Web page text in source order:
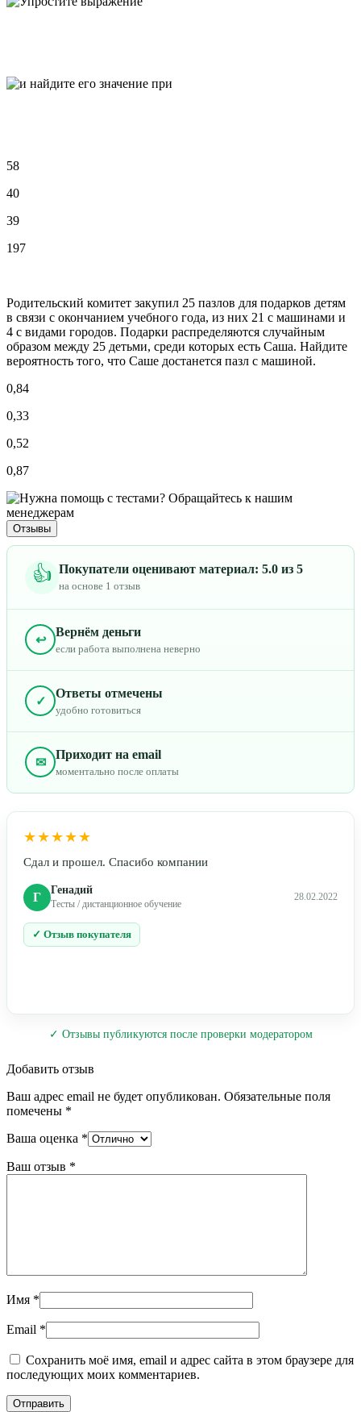
58
40
39
197
Родительский комитет закупил 25 пазлов для подарков детям
в связи с окончанием учебного года, из них 21 с машинами и
4 с видами городов. Подарки распределяются случайным
образом между 25 детьми, среди которых есть Саша. Найдите
вероятность того, что Саше достанется пазл с машиной.
0,84
0,33
0,52
0,87
Отзывы
👍 Покупатели оценивают материал: 5.0 из 5
на основе 1 отзыв
↩
Вернём деньги
если работа выполнена неверно
✓
Ответы отмечены
удобно готовиться
✉
Приходит на email
моментально после оплаты
★★★★★
Сдал и прошел. Спасибо компании
Г Генадий
Тесты / дистанционное обучение
28.02.2022
✓ Отзыв покупателя
✓ Отзывы публикуются после проверки модератором
Добавить отзыв
Ваш адрес email не будет опубликован. Обязательные поля
помечены *
Ваша оценка *
Ваш отзыв *
Имя *
Email *
Сохранить моё имя, email и адрес сайта в этом браузере для
последующих моих комментариев.